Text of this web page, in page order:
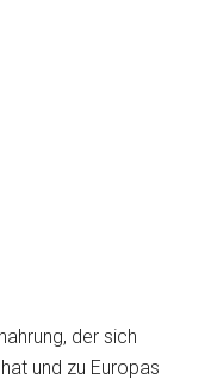
der sich
und zu Europas